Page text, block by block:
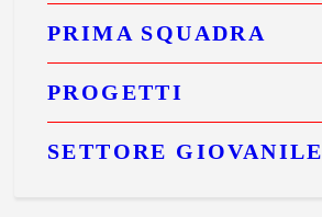
PRIMA SQUADRA
PROGETTI
SETTORE GIOVANILE